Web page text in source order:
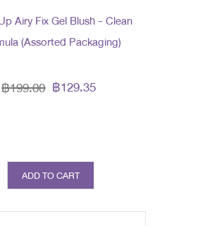
Airy Fix Gel Blush - Clean
(Assorted Packaging)
฿129.35
฿199.00
ADD TO CART